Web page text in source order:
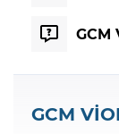
GCM
GCM